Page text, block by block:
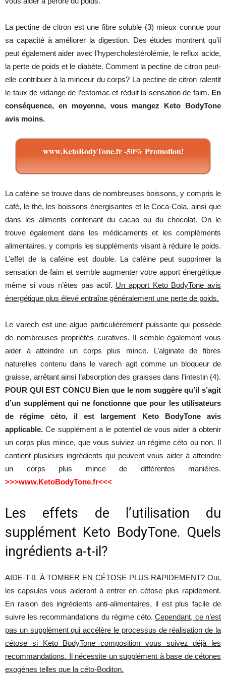
La pectine de citron est une fibre soluble (3) mieux connue pour
sa capacité à améliorer la digestion. Des études montrent qu’il
peut également aider avec l’hypercholestérolémie, le reflux acide,
la perte de poids et le diabète. Comment la pectine de citron peut-
elle contribuer à la minceur du corps? La pectine de citron ralentit
le taux de vidange de l’estomac et réduit la sensation de faim. En
conséquence, en moyenne, vous mangez Keto BodyTone
avis moins.
www.KetoBodyTone.fr -50% Promotion!
La caféine se trouve dans de nombreuses boissons, y compris le
café, le thé, les boissons énergisantes et le Coca-Cola, ainsi que
dans les aliments contenant du cacao ou du chocolat. On le
trouve également dans les médicaments et les compléments
alimentaires, y compris les suppléments visant à réduire le poids.
L’effet de la caféine est double. La caféine peut supprimer la
sensation de faim et semble augmenter votre apport énergétique
même si vous n’êtes pas actif. Un apport Keto BodyTone avis
énergétique plus élevé entraîne généralement une perte de poids.
Le varech est une algue particulièrement puissante qui possède
de nombreuses propriétés curatives. Il semble également vous
aider à atteindre un corps plus mince. L’alginate de fibres
naturelles contenu dans le varech agit comme un bloqueur de
graisse, arrêtant ainsi l’absorption des graisses dans l’intestin (4).
POUR QUI EST CONÇU Bien que le nom suggère qu’il s’agit
d’un supplément qui ne fonctionne que pour les utilisateurs
de régime céto, il est largement Keto BodyTone avis
applicable. Ce supplément a le potentiel de vous aider à obtenir
un corps plus mince, que vous suiviez un régime céto ou non. Il
contient plusieurs ingrédients qui peuvent vous aider à atteindre
un corps plus mince de différentes manières.
>>>www.KetoBodyTone.fr<<<
Les effets de l’utilisation du
supplément Keto BodyTone. Quels
ingrédients a-t-il?
AIDE-T-IL À TOMBER EN CÉTOSE PLUS RAPIDEMENT? Oui,
les capsules vous aideront à entrer en cétose plus rapidement.
En raison des ingrédients anti-alimentaires, il est plus facile de
suivre les recommandations du régime céto. Cependant, ce n’est
pas un supplément qui accélère le processus de réalisation de la
cétose si Keto BodyTone composition vous suivez déjà les
recommandations. Il nécessite un supplément à base de cétones
exogènes telles que la céto-Boditon.